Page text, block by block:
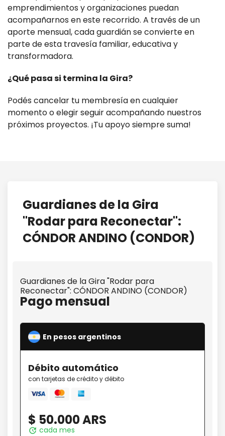
emprendimientos y organizaciones puedan
acompañarnos en este recorrido. A través de un
aporte mensual, cada guardián se convierte en
parte de esta travesía familiar, educativa y
transformadora.
¿Qué pasa si termina la Gira?
Podés cancelar tu membresía en cualquier
momento o elegir seguir acompañando nuestros
próximos proyectos. ¡Tu apoyo siempre suma!
Guardianes de la Gira
"Rodar para Reconectar":
CÓNDOR ANDINO (CONDOR)
Guardianes de la Gira "Rodar para
Reconectar": CÓNDOR ANDINO (CONDOR)
Pago mensual
En pesos argentinos
Débito automático
con tarjetas de crédito y débito
Visa Mastercard
amex
$ 50.000 ARS
update cada mes